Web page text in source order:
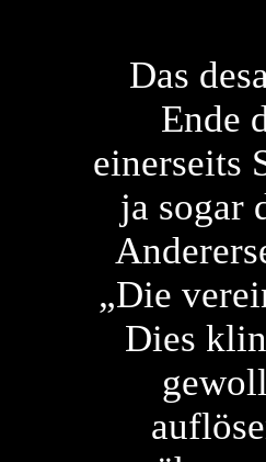
Das
Ende
einerseits
ja sogar
„Die
Dies